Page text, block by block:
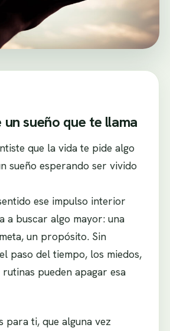
un sueño que te llama
que la vida te pide algo
sueño esperando ser vivido
ese impulso interior
a buscar algo mayor: una
un propósito. Sin
paso del tiempo, los miedos,
pueden apagar esa
para ti, que alguna vez